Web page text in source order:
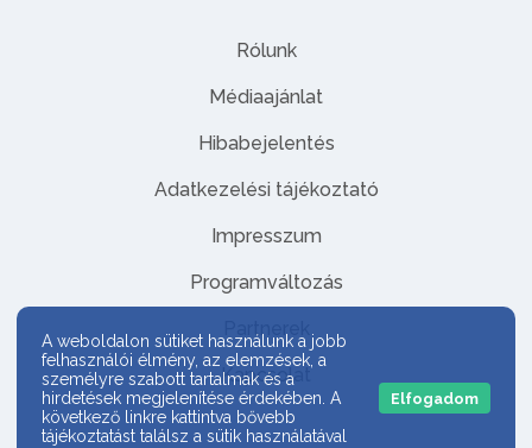
Rólunk
Médiaajánlat
Hibabejelentés
Adatkezelési tájékoztató
Impresszum
Programváltozás
Partnerek
Kapcsolat
A weboldalon sütiket használunk a jobb
felhasználói élmény, az elemzések, a
személyre szabott tartalmak és a
hirdetések megjelenítése érdekében. A
következő linkre kattintva bővebb
tájékoztatást találsz a sütik használatával
Elfogadom